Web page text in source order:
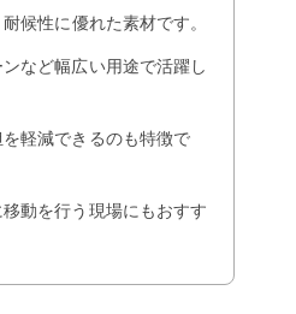
候性に優れた素材です。
など幅広い用途で活躍し
軽減できるのも特徴で
動を行う現場にもおすす